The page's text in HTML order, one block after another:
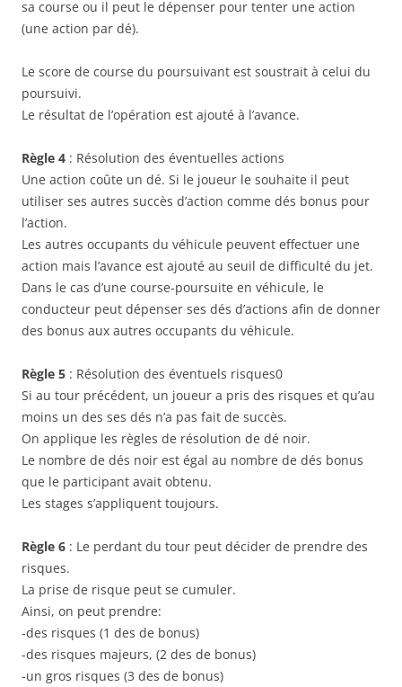
sa course ou il peut le dépenser pour tenter une action
(une action par dé).
Le score de course du poursuivant est soustrait à celui du
poursuivi.
Le résultat de l’opération est ajouté à l’avance.
Règle 4 : Résolution des éventuelles actions
Une action coûte un dé. Si le joueur le souhaite il peut
utiliser ses autres succès d’action comme dés bonus pour
l’action.
Les autres occupants du véhicule peuvent effectuer une
action mais l’avance est ajouté au seuil de difficulté du jet.
Dans le cas d’une course-poursuite en véhicule, le
conducteur peut dépenser ses dés d’actions afin de donner
des bonus aux autres occupants du véhicule.
Règle 5 : Résolution des éventuels risques0
Si au tour précédent, un joueur a pris des risques et qu’au
moins un des ses dés n’a pas fait de succès.
On applique les règles de résolution de dé noir.
Le nombre de dés noir est égal au nombre de dés bonus
que le participant avait obtenu.
Les stages s’appliquent toujours.
Règle 6 : Le perdant du tour peut décider de prendre des
risques.
La prise de risque peut se cumuler.
Ainsi, on peut prendre:
-des risques (1 des de bonus)
-des risques majeurs, (2 des de bonus)
-un gros risques (3 des de bonus)